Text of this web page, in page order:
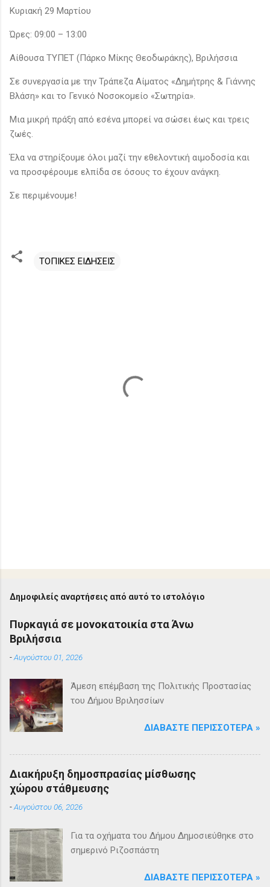
Κυριακή 29 Μαρτίου
Ώρες: 09:00 – 13:00
Αίθουσα ΤΥΠΕΤ (Πάρκο Μίκης Θεοδωράκης), Βριλήσσια
Σε συνεργασία με την Τράπεζα Αίματος «Δημήτρης & Γιάννης
Βλάση» και το Γενικό Νοσοκομείο «Σωτηρία».
Μια μικρή πράξη από εσένα μπορεί να σώσει έως και τρεις
ζωές.
Έλα να στηρίξουμε όλοι μαζί την εθελοντική αιμοδοσία και
να προσφέρουμε ελπίδα σε όσους το έχουν ανάγκη.
Σε περιμένουμε!
ΤΟΠΙΚΕΣ ΕΙΔΗΣΕΙΣ
Δημοφιλείς αναρτήσεις από αυτό το ιστολόγιο
Πυρκαγιά σε μονοκατοικία στα Άνω
Βριλήσσια
-Αυγούστου 01, 2026
Άμεση επέμβαση της Πολιτικής Προστασίας
του Δήμου Βριλησσίων
ΔΙΑΒΆΣΤΕ ΠΕΡΙΣΣΌΤΕΡΑ »
Διακήρυξη δημοσπρασίας μίσθωσης
χώρου στάθμευσης
-Αυγούστου 06, 2026
Για τα οχήματα του Δήμου Δημοσιεύθηκε στο
σημερινό Ριζοσπάστη
ΔΙΑΒΆΣΤΕ ΠΕΡΙΣΣΌΤΕΡΑ »